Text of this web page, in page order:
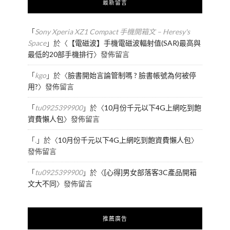
最新留言
「Sony Xperia XZ1 Compact 手機開箱文 – Heresy's
Space」於〈 【電磁波】手機電磁波輻射值(SAR)最高與
最低的20部手機排行〉發佈留言
「kgo」於〈臉書開始言論管制嗎 ? 臉書帳號為何被停
用?〉發佈留言
「tu0925399900」於〈10月份千元以下4G上網吃到飽
資費懶人包〉發佈留言
「.」於〈10月份千元以下4G上網吃到飽資費懶人包〉
發佈留言
「tu0925399900」於〈[心得]男女部落客3C產品開箱
文大不同〉發佈留言
推薦廣告